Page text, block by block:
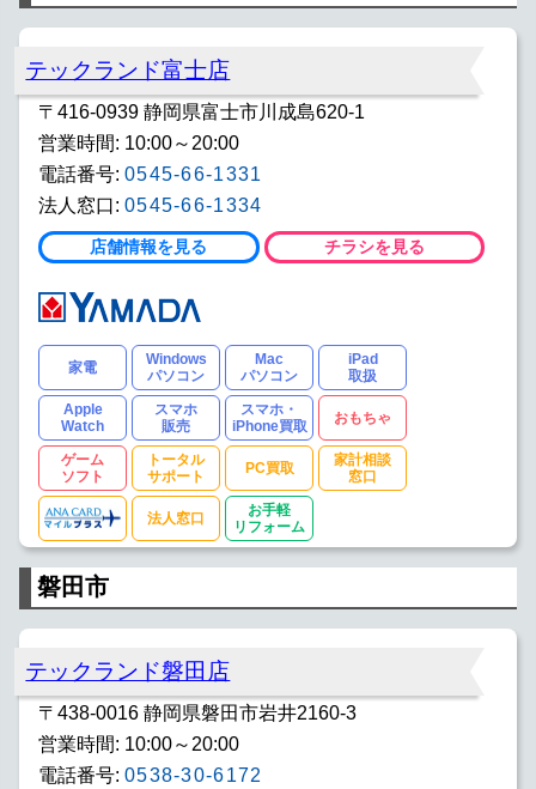
テックランド富士店
〒416-0939 静岡県富士市川成島620-1
営業時間: 10:00～20:00
電話番号: 0545-66-1331
法人窓口: 0545-66-1334
店舗情報を見る チラシを見る
家電
Windows
パソコン
Mac
パソコン
iPad
取扱
Apple
Watch
スマホ
販売
スマホ・
iPhone買取
おもちゃ
ゲーム
ソフト
トータル
サポート
PC買取
家計相談
窓口
法人窓口
お手軽
リフォーム
磐田市
テックランド磐田店
〒438-0016 静岡県磐田市岩井2160-3
営業時間: 10:00～20:00
電話番号: 0538-30-6172